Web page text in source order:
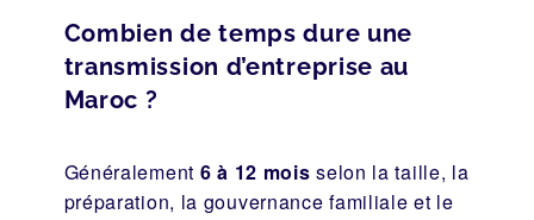
Combien de temps dure une
transmission d’entreprise au
Maroc ?
Généralement 6 à 12 mois selon la taille, la
préparation, la gouvernance familiale et le